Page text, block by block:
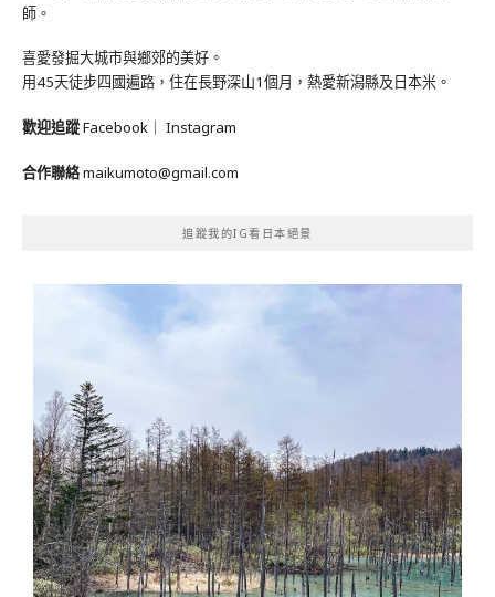
師。
喜愛發掘大城市與鄉郊的美好。
用45天徒步四國遍路，住在長野深山1個月，熱愛新潟縣及日本米。
歡迎追蹤Facebook ｜ Instagram
合作聯絡maikumoto@gmail.com
追蹤我的IG看日本絕景